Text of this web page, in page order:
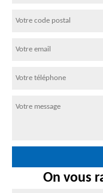
On vous